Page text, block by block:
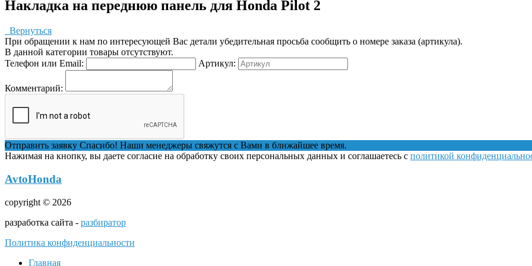
Накладка на переднюю панель для Honda Pilot 2
Вернуться
При обращении к нам по интересующей Вас детали убедительная просьба сообщить о номере заказа (артикула).
В данной категории товары отсутствуют.
Телефон или Email:
Артикул:
Комментарий:
Отправить заявку Спасибо! Наши менеджеры свяжутся с Вами в ближайшее время.
Нажимая на кнопку, вы даете согласие на обработку своих персональных данных и соглашаетесь с политикой
AvtoHonda
copyright © 2026
разработка сайта - разбиратор
Политика конфиденциальности
Главная